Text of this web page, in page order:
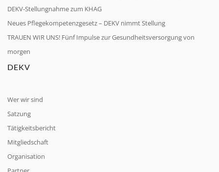
DEKV-Stellungnahme zum KHAG
Neues Pflegekompetenzgesetz – DEKV nimmt Stellung
TRAUEN WIR UNS! Fünf Impulse zur Gesundheitsversorgung von
morgen
DEKV
Wer wir sind
Satzung
Tätigkeitsbericht
Mitgliedschaft
Organisation